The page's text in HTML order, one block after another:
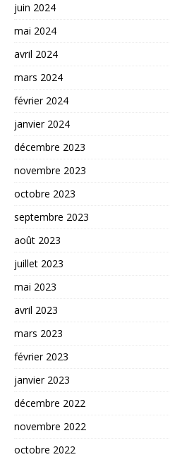
juin 2024
mai 2024
avril 2024
mars 2024
février 2024
janvier 2024
décembre 2023
novembre 2023
octobre 2023
septembre 2023
août 2023
juillet 2023
mai 2023
avril 2023
mars 2023
février 2023
janvier 2023
décembre 2022
novembre 2022
octobre 2022